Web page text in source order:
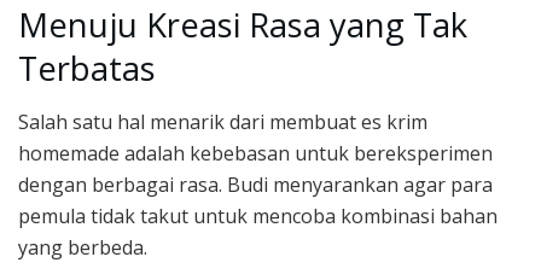
Menuju Kreasi Rasa yang Tak
Terbatas
Salah satu hal menarik dari membuat es krim
homemade adalah kebebasan untuk bereksperimen
dengan berbagai rasa. Budi menyarankan agar para
pemula tidak takut untuk mencoba kombinasi bahan
yang berbeda.